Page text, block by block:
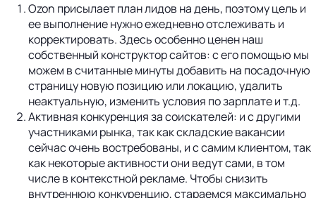
Ozon присылает план лидов на день, поэтому цель и
ее выполнение нужно ежедневно отслеживать и
корректировать. Здесь особенно ценен наш
собственный конструктор сайтов: с его помощью мы
можем в считанные минуты добавить на посадочную
страницу новую позицию или локацию, удалить
неактуальную, изменить условия по зарплате и т.д.
Активная конкуренция за соискателей: и с другими
участниками рынка, так как складские вакансии
сейчас очень востребованы, и с самим клиентом, так
как некоторые активности они ведут сами, в том
числе в контекстной рекламе. Чтобы снизить
внутреннюю конкуренцию, стараемся максимально